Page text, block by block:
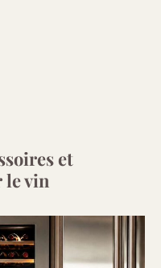
et
le vin